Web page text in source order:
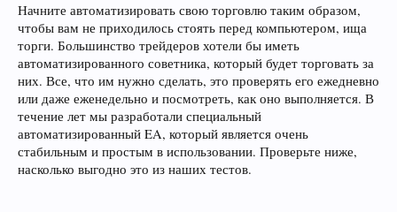
Начните автоматизировать свою торговлю таким образом,
чтобы вам не приходилось стоять перед компьютером, ища
торги. Большинство трейдеров хотели бы иметь
автоматизированного советника, который будет торговать за
них. Все, что им нужно сделать, это проверять его ежедневно
или даже еженедельно и посмотреть, как оно выполняется. В
течение лет мы разработали специальный
автоматизированный EA, который является очень
стабильным и простым в использовании. Проверьте ниже,
насколько выгодно это из наших тестов.